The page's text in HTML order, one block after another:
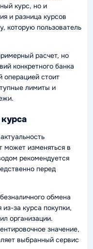
курс, но и
и разница курсов
которую пользователь
расчет, но
конкретного банка
операцией стоит
лимиты и
может изменяться в
рекомендуется
перед
обмена
за курса покупки,
организации.
значение,
выбранный сервис